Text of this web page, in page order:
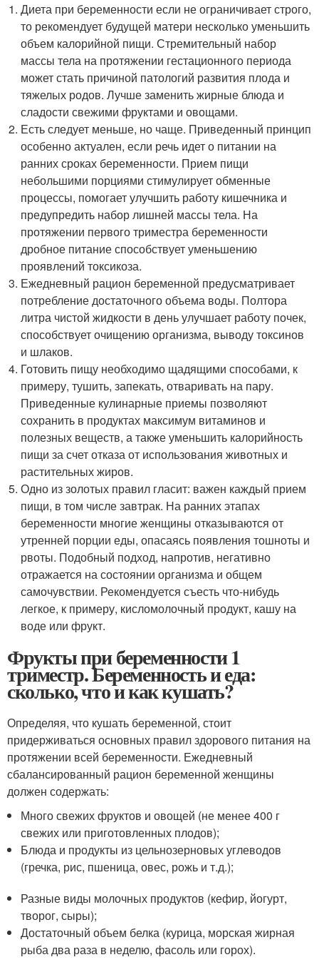
Диета при беременности если не ограничивает строго,
то рекомендует будущей матери несколько уменьшить
объем калорийной пищи. Стремительный набор
массы тела на протяжении гестационного периода
может стать причиной патологий развития плода и
тяжелых родов. Лучше заменить жирные блюда и
сладости свежими фруктами и овощами.
Есть следует меньше, но чаще. Приведенный принцип
особенно актуален, если речь идет о питании на
ранних сроках беременности. Прием пищи
небольшими порциями стимулирует обменные
процессы, помогает улучшить работу кишечника и
предупредить набор лишней массы тела. На
протяжении первого триместра беременности
дробное питание способствует уменьшению
проявлений токсикоза.
Ежедневный рацион беременной предусматривает
потребление достаточного объема воды. Полтора
литра чистой жидкости в день улучшает работу почек,
способствует очищению организма, выводу токсинов
и шлаков.
Готовить пищу необходимо щадящими способами, к
примеру, тушить, запекать, отваривать на пару.
Приведенные кулинарные приемы позволяют
сохранить в продуктах максимум витаминов и
полезных веществ, а также уменьшить калорийность
пищи за счет отказа от использования животных и
растительных жиров.
Одно из золотых правил гласит: важен каждый прием
пищи, в том числе завтрак. На ранних этапах
беременности многие женщины отказываются от
утренней порции еды, опасаясь появления тошноты и
рвоты. Подобный подход, напротив, негативно
отражается на состоянии организма и общем
самочувствии. Рекомендуется съесть что-нибудь
легкое, к примеру, кисломолочный продукт, кашу на
воде или фрукт.
Фрукты при беременности 1
триместр. Беременность и еда:
сколько, что и как кушать?
Определяя, что кушать беременной, стоит
придерживаться основных правил здорового питания на
протяжении всей беременности. Ежедневный
сбалансированный рацион беременной женщины
должен содержать:
Много свежих фруктов и овощей (не менее 400 г
свежих или приготовленных плодов);
Блюда и продукты из цельнозерновых углеводов
(гречка, рис, пшеница, овес, рожь и т.д.);
Разные виды молочных продуктов (кефир, йогурт,
творог, сыры);
Достаточный объем белка (курица, морская жирная
рыба два раза в неделю, фасоль или горох).